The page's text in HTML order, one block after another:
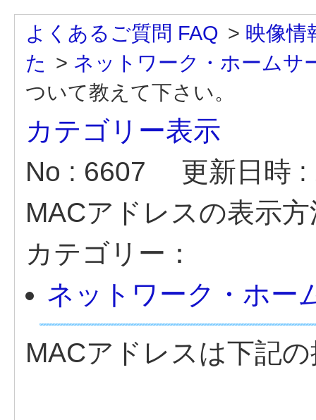
よくあるご質問 FAQ > 映像情
た > ネットワーク・ホームサ
ついて教えて下さい。
カテゴリー表示
No : 6607
更新日時
MACアドレスの表示
カテゴリー：
ネットワーク・ホー
MACアドレスは下記